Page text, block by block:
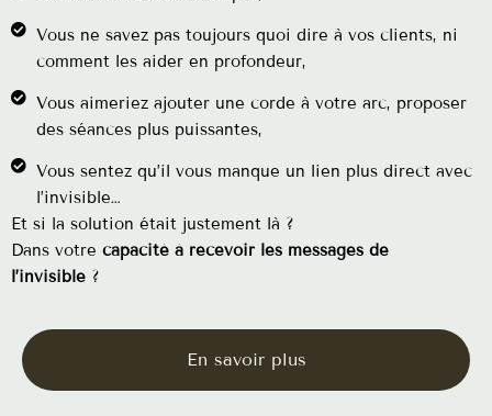
Vous ne savez pas toujours quoi dire à vos clients, ni
comment les aider en profondeur,
Vous aimeriez ajouter une corde à votre arc, proposer
des séances plus puissantes,
Vous sentez qu’il vous manque un lien plus direct avec
l’invisible…
Et si la solution était justement là ?
Dans votre capacité à recevoir les messages de
l’invisible ?
En savoir plus